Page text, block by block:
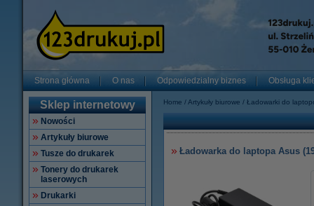
Strona główna O nas Odpowiedzialny biznes Obsługa
Sklep internetowy
Nowości
Artykuły biurowe
Tusze do drukarek
Tonery do drukarek
laserowych
Drukarki
Home Artykuły biurowe Ładowarki do
Ładowarka do laptopa Asus